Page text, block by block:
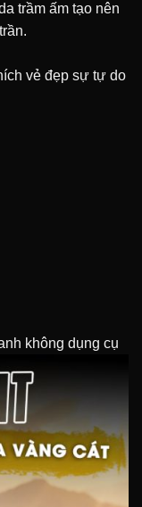
trầm ấm tạo nên
vẻ đẹp sự tự do
không dụng cụ